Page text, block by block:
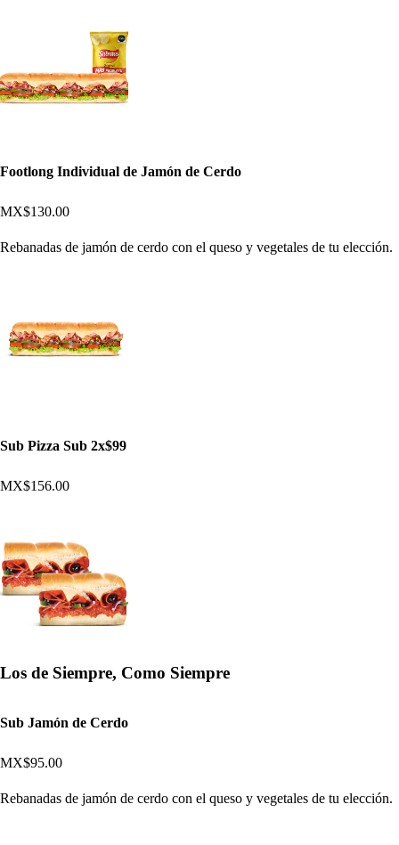
Footlong Individual de Jamón de Cerdo
MX$130.00
Rebanadas de jamón de cerdo con el queso y vegetales de tu elección.
Sub Pizza Sub 2x$99
MX$156.00
Los de Siempre, Como Siempre
Sub Jamón de Cerdo
MX$95.00
Rebanadas de jamón de cerdo con el queso y vegetales de tu elección.